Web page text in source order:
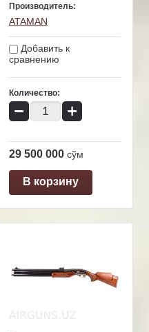
Производитель:
ATAMAN
Добавить к
сравнению
Количество:
− +
29 500 000 сўм
В корзину